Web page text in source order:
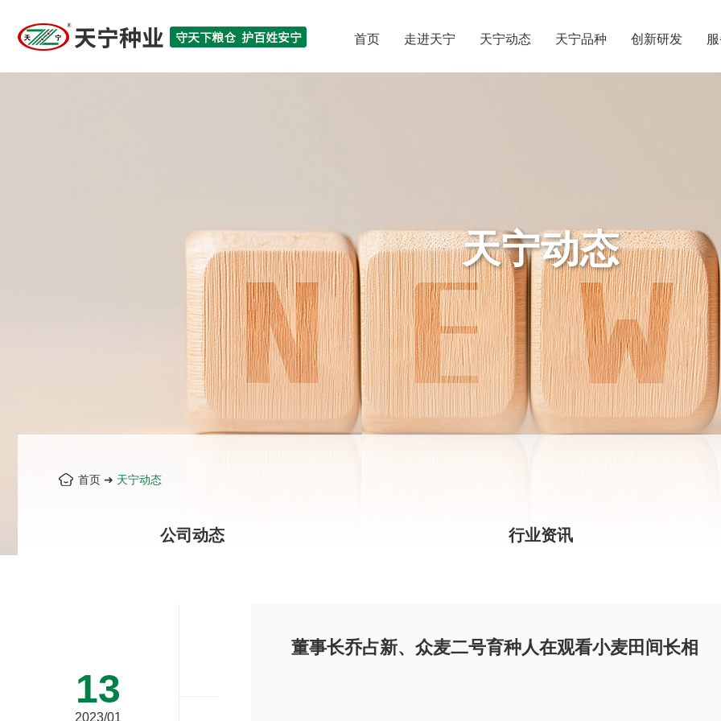
首页 走进天宁 天宁动态 天宁品种 创新研发
天宁动态
首页 ➜ 天宁动态
公司动态 行业资讯
13
2023/01
董事长乔占新、众麦二号育种人在观看小麦田间长相